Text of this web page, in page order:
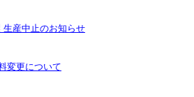
生産中止のお知らせ
変更について